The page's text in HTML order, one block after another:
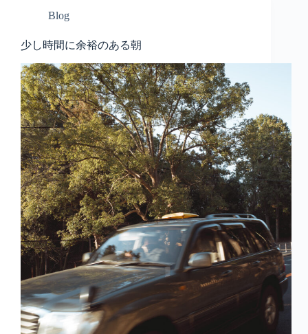
Blog
少し時間に余裕のある朝